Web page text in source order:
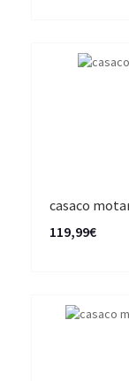
casaco
119,99€